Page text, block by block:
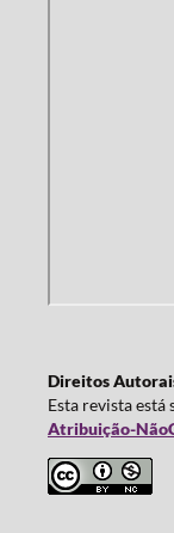
Direitos
Esta revista está
Atribuição-